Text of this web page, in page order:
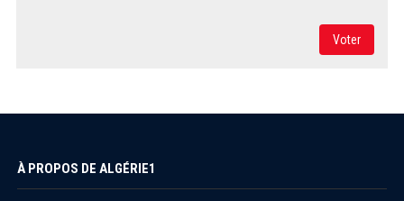
Voter
À PROPOS DE ALGÉRIE1